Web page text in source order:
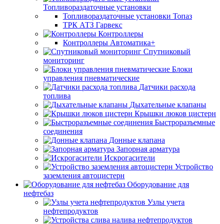
Топливораздаточные установки
Топливораздаточные установки Топаз
ТРК АТЗ Гарвекс
Контроллеры
Контроллеры Автоматика+
Спутниковый
мониторинг
Блоки
управления пневматические
Датчики расхода
топлива
Дыхательные клапаны
Крышки люков цистерн
Быстроразъемные
соединения
Донные клапана
Запорная арматура
Искрогасители
Устройство
заземления автоцистерн
Оборудование для
нефтебаз
Узлы учета
нефтепродуктов